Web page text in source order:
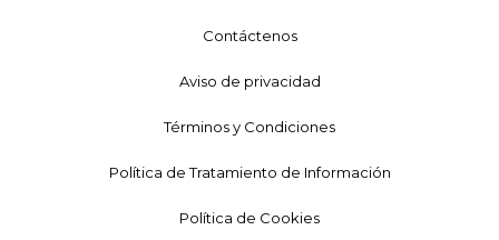
Contáctenos
Aviso de privacidad
Términos y Condiciones
Política de Tratamiento de Información
Política de Cookies